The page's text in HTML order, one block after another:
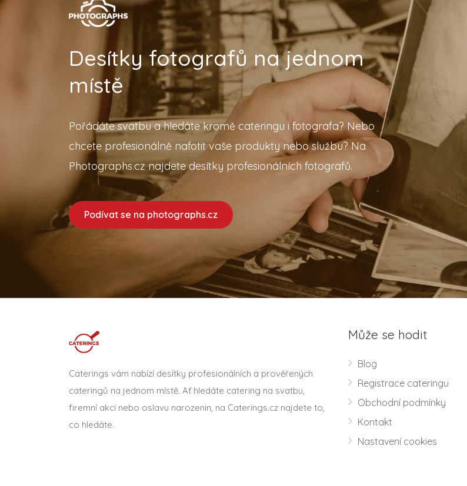
Desítky fotografů na jednom
místě
Pořádáte svatbu a hledáte kromě cateringu i fotografa? Nebo
chcete profesionálně nafotit vaše produkty nebo službu? Na
Photographs.cz najdete desítky profesionálních fotografů.
Podívat se na photographs.cz
Caterings vám nabízí desítky profesionálních a prověřených
cateringů na jednom místě. Ať hledáte catering na svatbu,
firemní akci nebo oslavu narozenin, na Caterings.cz najdete to,
co hledáte.
Může se hodit
Blog
Registrace cateringu
Obchodní podmínky
Kontakt
Nastavení cookies